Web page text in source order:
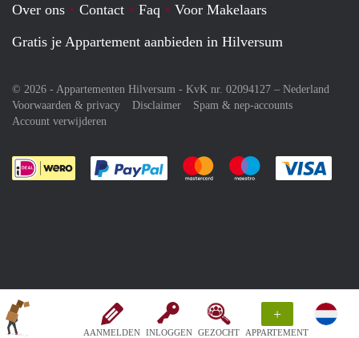
AANMELDEN INLOGGEN GEZOCHT
+
APPARTEMENT
Over ons Contact Faq
Voor Makelaars
Gratis je Appartement aanbieden in Hilversum
© 2026 - Appartementen Hilversum - KvK nr. 02094127 – Nederland
Voorwaarden & privacy
Disclaimer
Spam & nep-accounts
Account verwijderen
Je rekent gemakkelijk af met Paypal
Je rekent gemakkelijk af met
Je rekent